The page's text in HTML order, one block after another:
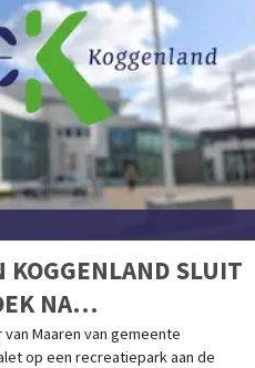
KOGGENLAND SLUIT
NA
van Maaren van gemeente
op een recreatiepark aan de